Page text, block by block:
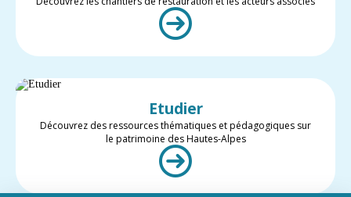
Etudier
Découvrez des ressources thématiques et pédagogiques sur
le patrimoine des Hautes-Alpes